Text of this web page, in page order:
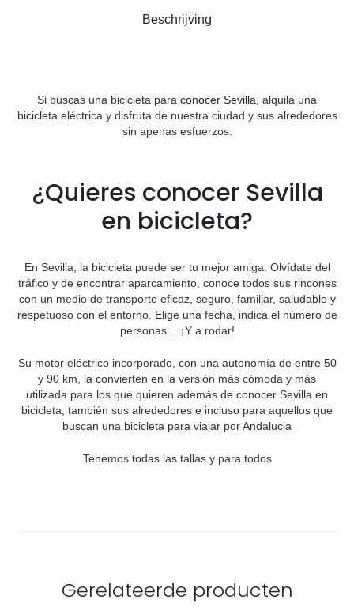
Beschrijving
Si buscas una bicicleta para conocer Sevilla , alquila una
bicicleta eléctrica y disfruta de nuestra ciudad y sus alrededores
sin apenas esfuerzos.
¿Quieres conocer Sevilla
en bicicleta?
En Sevilla, la bicicleta puede ser tu mejor amiga. Olvídate del
tráfico y de encontrar aparcamiento, conoce todos sus rincones
con un medio de transporte eficaz, seguro, familiar, saludable y
respetuoso con el entorno. Elige una fecha, indica el número de
personas… ¡Y a rodar!
Su motor eléctrico incorporado, con una autonomía de entre 50
y 90 km, la convierten en la versión más cómoda y más
utilizada para los que quieren además de conocer Sevilla en
bicicleta, también sus alrededores e incluso para aquellos que
buscan una bicicleta para viajar por Andalucia
Tenemos todas las tallas y para todos
Gerelateerde producten